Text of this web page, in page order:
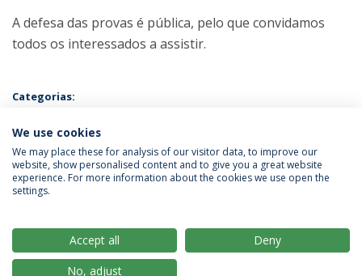
A defesa das provas é pública, pelo que convidamos
todos os interessados a assistir.
Categorias:
Provas Públicas
Política de Privacidade
Termos & Condições
We use cookies
We may place these for analysis of our visitor data, to improve our
website, show personalised content and to give you a great website
experience. For more information about the cookies we use open the
settings.
Accept all
Deny
No, adjust